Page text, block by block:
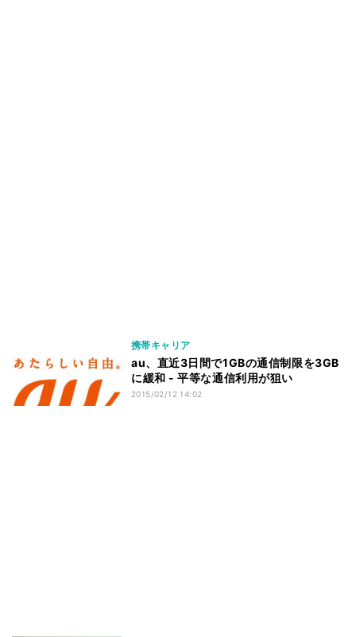
携帯キャリア
au、直近3日間で1GBの通信制限を3GB
に緩和 - 平等な通信利用が狙い
2015/02/12 14:02